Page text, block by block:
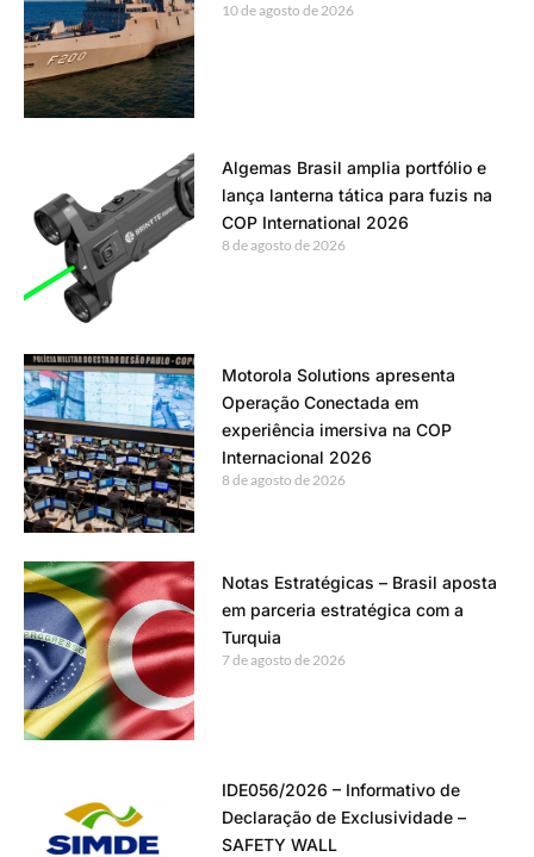
10 de agosto de 2026
Algemas Brasil amplia portfólio e
lança lanterna tática para fuzis na
COP International 2026
8 de agosto de 2026
Motorola Solutions apresenta
Operação Conectada em
experiência imersiva na COP
Internacional 2026
8 de agosto de 2026
Notas Estratégicas – Brasil aposta
em parceria estratégica com a
Turquia
7 de agosto de 2026
IDE056/2026 – Informativo de
Declaração de Exclusividade –
SAFETY WALL